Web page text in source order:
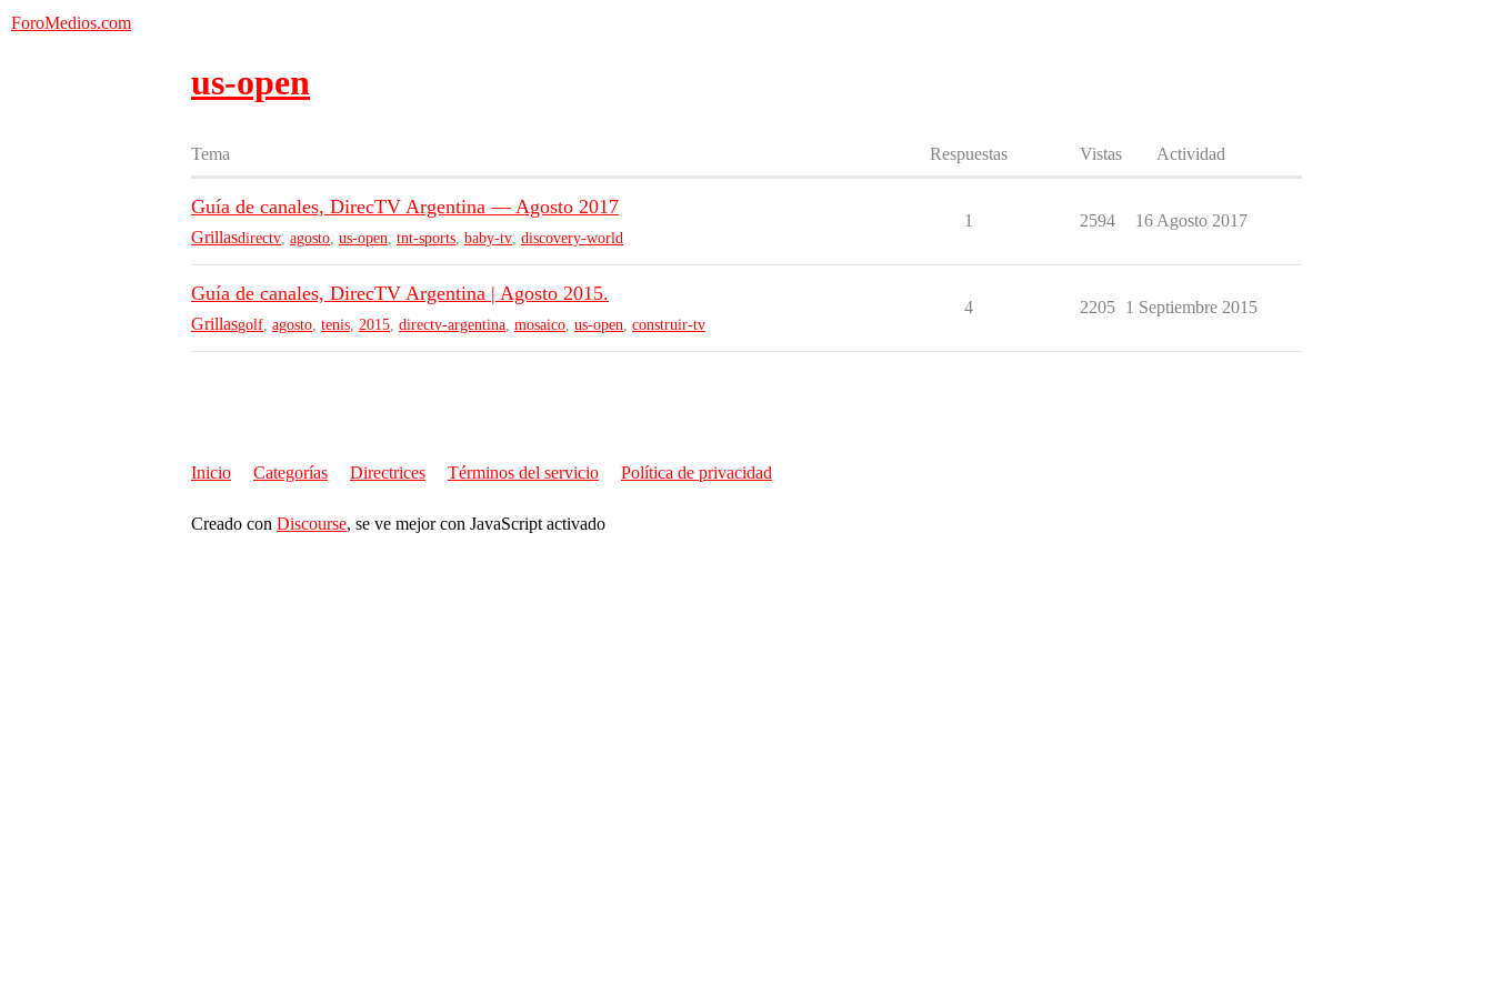
ForoMedios.com
us-open
Tema Respuestas Vistas Actividad
Guía de canales, DirecTV Argentina — Agosto 2017
Grillasdirectv agosto us-open tnt-sports baby-tv discovery-world
1 2594 16 Agosto 2017
Guía de canales, DirecTV Argentina | Agosto 2015.
Grillasgolf agosto tenis 2015 directv-argentina mosaico us-open construir-tv
4 2205 1 Septiembre 2015
Inicio Categorías Directrices Términos del servicio Política de privacidad
Creado con Discourse, se ve mejor con JavaScript activado